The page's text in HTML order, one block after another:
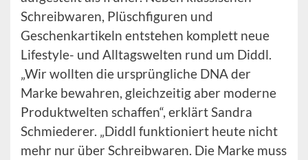
Schreibwaren, Plüschfiguren und
Geschenkartikeln entstehen komplett neue
Lifestyle- und Alltagswelten rund um Diddl.
„Wir wollten die ursprüngliche DNA der
Marke bewahren, gleichzeitig aber moderne
Produktwelten schaffen“, erklärt Sandra
Schmiederer. „Diddl funktioniert heute nicht
mehr nur über Schreibwaren. Die Marke muss